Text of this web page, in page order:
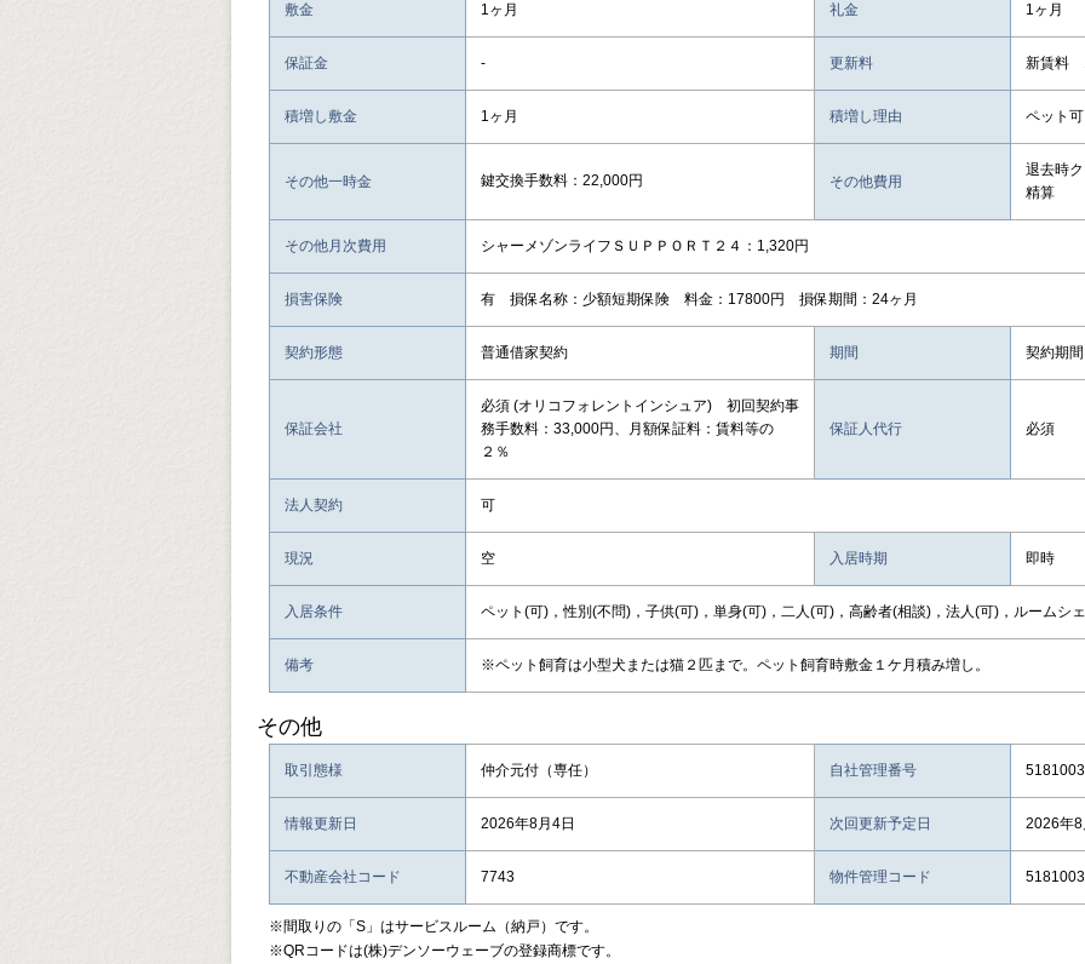
敷金 1ヶ月 礼金 1ヶ月
保証金 - 更新料 新賃料
積増し敷金 1ヶ月 積増し理由 ペット可
その他一時金 鍵交換手数料：22,000円 その他費用
退去時
精算
その他月次費用 シャーメゾンライフＳＵＰＰＯＲＴ２４：1,320円
損害保険 有 損保名称：少額短期保険 料金：17800円 損保期間：24ヶ月
契約形態 普通借家契約 期間 契約期
保証会社
必須 (オリコフォレントインシュア) 初回契約事
務手数料：33,000円、月額保証料：賃料等の
２％
保証人代行 必須
法人契約 可
現況 空 入居時期 即時
入居条件 ペット(可)，性別(不問)，子供(可)，単身(可)，二人(可)，高齢者(相談)，法人(可)，ルームシ
備考 ※ペット飼育は小型犬または猫２匹まで。ペット飼育時敷金１ケ月積み増し。
その他
取引態様 仲介元付（専任） 自社管理番号
情報更新日 2026年8月4日 次回更新予定日 2026年
不動産会社コード 7743 物件管理コード
※間取りの「S」はサービスルーム（納戸）です。
※QRコードは(株)デンソーウェーブの登録商標です。